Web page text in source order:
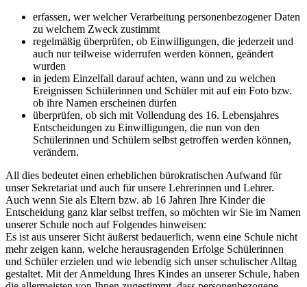
erfassen, wer welcher Verarbeitung personenbezogener Daten
zu welchem Zweck zustimmt
regelmäßig überprüfen, ob Einwilligungen, die jederzeit und
auch nur teilweise widerrufen werden können, geändert
wurden
in jedem Einzelfall darauf achten, wann und zu welchen
Ereignissen Schülerinnen und Schüler mit auf ein Foto bzw.
ob ihre Namen erscheinen dürfen
überprüfen, ob sich mit Vollendung des 16. Lebensjahres
Entscheidungen zu Einwilligungen, die nun von den
Schülerinnen und Schülern selbst getroffen werden können,
verändern.
All dies bedeutet einen erheblichen bürokratischen Aufwand für
unser Sekretariat und auch für unsere Lehrerinnen und Lehrer.
Auch wenn Sie als Eltern bzw. ab 16 Jahren Ihre Kinder die
Entscheidung ganz klar selbst treffen, so möchten wir Sie im Namen
unserer Schule noch auf Folgendes hinweisen:
Es ist aus unserer Sicht äußerst bedauerlich, wenn eine Schule nicht
mehr zeigen kann, welche herausragenden Erfolge Schülerinnen
und Schüler erzielen und wie lebendig sich unser schulischer Alltag
gestaltet. Mit der Anmeldung Ihres Kindes an unserer Schule, haben